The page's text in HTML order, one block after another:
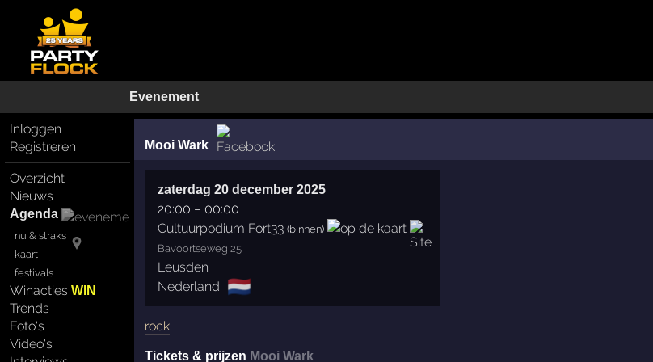
Evenement
Inloggen
Registreren
Overzicht
Nieuws
Agenda
nu & straks
kaart
festivals
WinactiesWIN
Trends
Foto's
Video's
Mooi Wark
zaterdag 20 december 2025
20:00 – 00:00
Cultuurpodium Fort33 (binnen)
Bavoortseweg 25
Leusden
Nederland 🇳🇱
rock
Tickets & prijzen Mooi Wark